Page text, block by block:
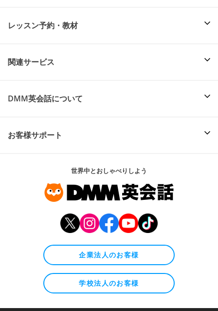
レッスン予約・教材
関連サービス
DMM英会話について
お客様サポート
世界中とおしゃべりしよう
企業法人のお客様
学校法人のお客様